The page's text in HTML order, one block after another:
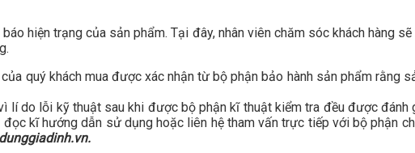
hiện trạng của sản phẩm. Tại đây, nhân viên chăm sóc khách hàng
quý khách mua được xác nhận từ bộ phận bảo hành sản phẩm rằng
lí do lỗi kỹ thuật sau khi được bộ phận kĩ thuật kiểm tra đều được
kĩ hướng dẫn sử dụng hoặc liên hệ tham vấn trực tiếp với bộ phận